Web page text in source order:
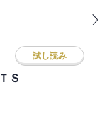
試し読み
Ｓ